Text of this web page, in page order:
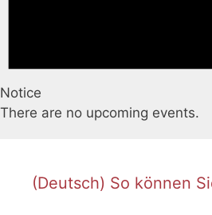
Notice
There are no upcoming events.
(Deutsch) So können